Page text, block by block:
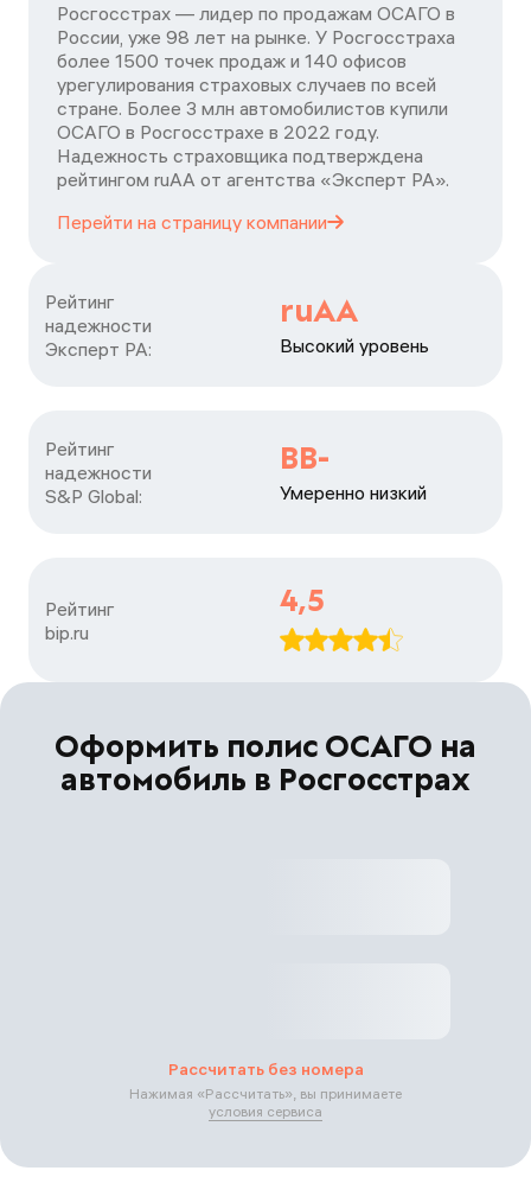
Росгосстрах — лидер по продажам ОСАГО в
России, уже 98 лет на рынке. У Росгосстраха
более 1500 точек продаж и 140 офисов
урегулирования страховых случаев по всей
стране. Более 3 млн автомобилистов купили
ОСАГО в Росгосстрахе в 2022 году.
Надежность страховщика подтверждена
рейтингом ruАА от агентства «Эксперт РА».
Перейти на страницу компании
Рейтинг
надежности
Эксперт РА:
ruAA
Высокий уровень
Рейтинг
надежности
S&P Global:
BB-
Умеренно низкий
Рейтинг
bip.ru
4,5
Оформить полис ОСАГО на
автомобиль в Росгосстрах
Рассчитать без номера
Нажимая «Рассчитать», вы принимаете
условия сервиса